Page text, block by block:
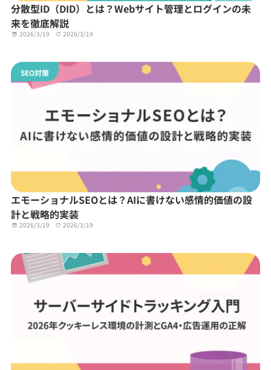
分散型ID（DID）とは？Webサイト管理とログインの未
来を徹底解説
2026/3/19 2026/3/19
SEO対策
エモーショナルSEOとは？AIに書けない感情的価値の設
計と戦略的実装
2026/3/19 2026/3/19